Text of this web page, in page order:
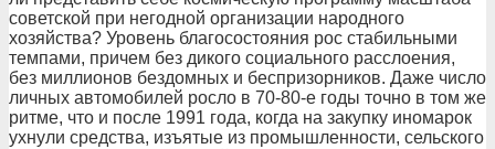
советской при негодной организации народного
хозяйства? Уровень благосостояния рос стабильными
темпами, причем без дикого социального расслоения,
без миллионов бездомных и беспризорников. Даже число
личных автомобилей росло в 70-80-е годы точно в том же
ритме, что и после 1991 года, когда на закупку иномарок
ухнули средства, изъятые из промышленности, сельского